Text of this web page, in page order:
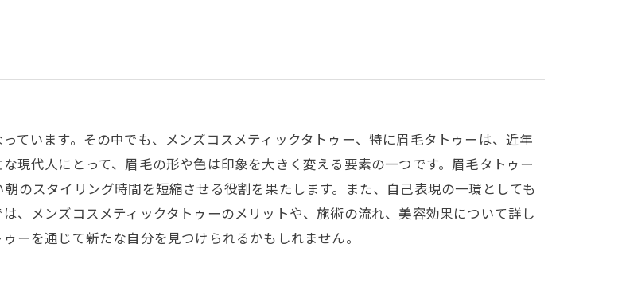
ています。その中でも、メンズコスメティックタトゥー、特に眉毛タトゥーは、近年
現代人にとって、眉毛の形や色は印象を大きく変える要素の一つです。眉毛タトゥー
のスタイリング時間を短縮させる役割を果たします。また、自己表現の一環としても
、メンズコスメティックタトゥーのメリットや、施術の流れ、美容効果について詳し
ーを通じて新たな自分を見つけられるかもしれません。